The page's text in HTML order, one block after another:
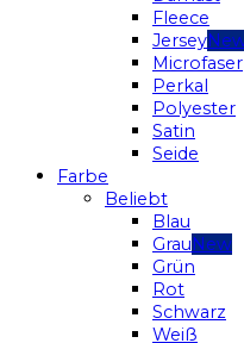
Fleece
Jersey
Microfaser
Perkal
Polyester
Satin
Seide
Farbe
Beliebt
Blau
Grau
Grün
Rot
Schwarz
Weiß